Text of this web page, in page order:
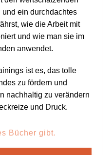
ein durchdachtes
wie die Arbeit mit
und wie man sie im
anwendet.
ist es, das tolle
zu fördern und
nachhaltig zu verändern
und Druck.
Bücher gibt.